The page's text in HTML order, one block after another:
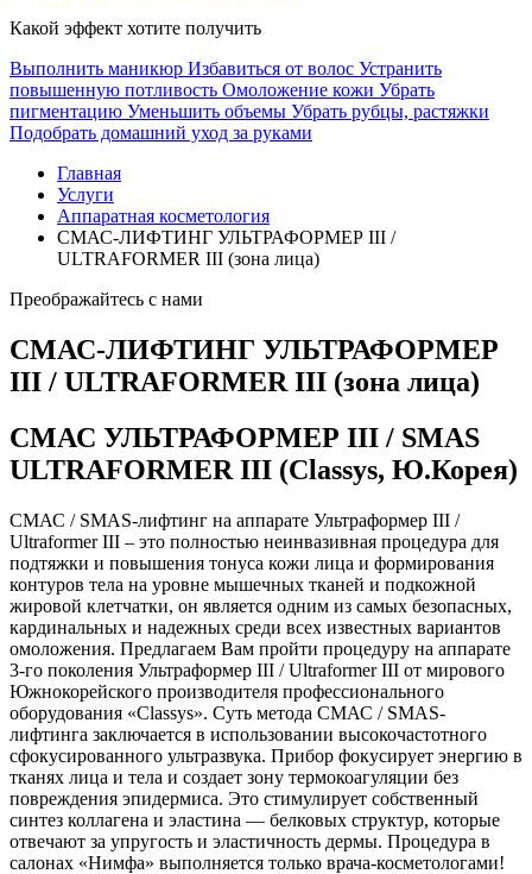
Какой эффект хотите получить
Выполнить маникюр Избавиться от волос Устранить
повышенную потливость Омоложение кожи Убрать
пигментацию Уменьшить объемы Убрать рубцы, растяжки
Подобрать домашний уход за руками
Главная
Услуги
Аппаратная косметология
СМАС-ЛИФТИНГ УЛЬТРАФОРМЕР III /
ULTRAFORMER III (зона лица)
Преображайтесь с нами
СМАС-ЛИФТИНГ УЛЬТРАФОРМЕР
III / ULTRAFORMER III (зона лица)
СМАС УЛЬТРАФОРМЕР III / SMAS
ULTRAFORMER III (Classys, Ю.Корея)
СМАС / SMAS-лифтинг на аппарате Ультраформер III /
Ultraformer III – это полностью неинвазивная процедура для
подтяжки и повышения тонуса кожи лица и формирования
контуров тела на уровне мышечных тканей и подкожной
жировой клетчатки, он является одним из самых безопасных,
кардинальных и надежных среди всех известных вариантов
омоложения. Предлагаем Вам пройти процедуру на аппарате
3-го поколения Ультраформер III / Ultraformer III от мирового
Южнокорейского производителя профессионального
оборудования «Classys». Суть метода СМАС / SMAS-
лифтинга заключается в использовании высокочастотного
сфокусированного ультразвука. Прибор фокусирует энергию в
тканях лица и тела и создает зону термокоагуляции без
повреждения эпидермиса. Это стимулирует собственный
синтез коллагена и эластина — белковых структур, которые
отвечают за упругость и эластичность дермы. Процедура в
салонах «Нимфа» выполняется только врача-косметологами!